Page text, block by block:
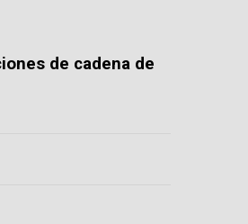
de cadena de